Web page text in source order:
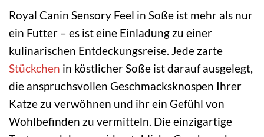
Royal Canin Sensory Feel in Soße ist mehr als nur
ein Futter – es ist eine Einladung zu einer
kulinarischen Entdeckungsreise. Jede zarte
Stückchen in köstlicher Soße ist darauf ausgelegt,
die anspruchsvollen Geschmacksknospen Ihrer
Katze zu verwöhnen und ihr ein Gefühl von
Wohlbefinden zu vermitteln. Die einzigartige